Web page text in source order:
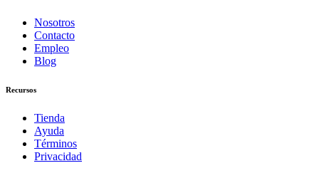
Nosotros
Contacto
Empleo
Blog
Recursos
Tienda
Ayuda
Términos
Privacidad